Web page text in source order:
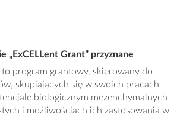
„ExCELLent Grant” przyznane
to program grantowy, skierowany do
skupiających się w swoich pracach
biologicznym mezenchymalnych
i możliwościach ich zastosowania w